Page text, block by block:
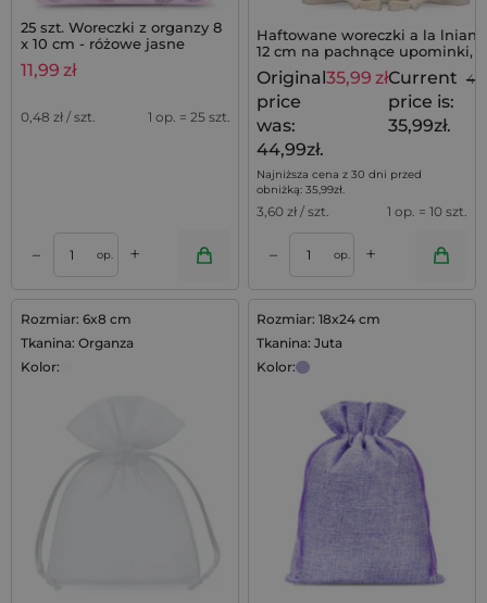
25 szt. Woreczki z organzy 8
x 10 cm - różowe jasne
11,99 zł
0,48 zł / szt. 1 op. = 25 szt.
– op. +
Haftowane woreczki a la
12 cm na pachnące upominki,
zestaw 10 szt.
Original
price
was:
44,99zł.
35,99 złCurrent
price is:
35,99zł.
Najniższa cena z 30 dni przed
obniżką:35,99zł.
3,60 zł / szt. 1 op. = 10 szt.
– op. +
Rozmiar: 6x8 cm
Tkanina: Organza
Kolor:
Rozmiar: 18x24 cm
Tkanina: Juta
Kolor: